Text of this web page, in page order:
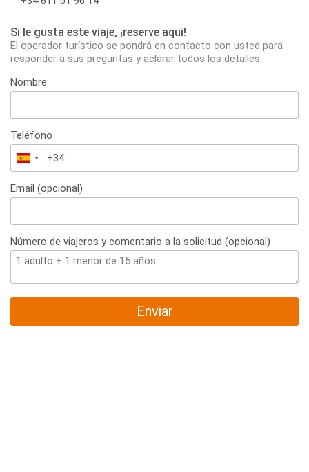
Si le gusta este viaje, ¡reserve aqui!
El operador turístico se pondrá en contacto con usted para
responder a sus preguntas y aclarar todos los detalles.
Nombre
Teléfono
España
+34
Email (opcional)
Número de viajeros y comentario a la solicitud (opcional)
Enviar